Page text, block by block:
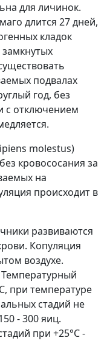
для личинок.
длится 27 дней,
кладок
подвалах
год, без
с отключением
molestus)
кровососания за
на
происходит в
развиваются
Копуляция
воздухе.
при температуре
стадий не
- 300 яиц.
при +25°C -